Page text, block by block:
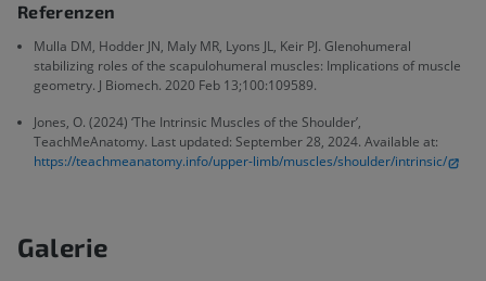
Referenzen
Mulla DM, Hodder JN, Maly MR, Lyons JL, Keir PJ. Glenohumeral
stabilizing roles of the scapulohumeral muscles: Implications of muscle
geometry. J Biomech. 2020 Feb 13;100:109589.
Jones, O. (2024) ‘The Intrinsic Muscles of the Shoulder’,
TeachMeAnatomy. Last updated: September 28, 2024. Available at:
https://teachmeanatomy.info/upper-limb/muscles/shoulder/intrinsic/
Galerie